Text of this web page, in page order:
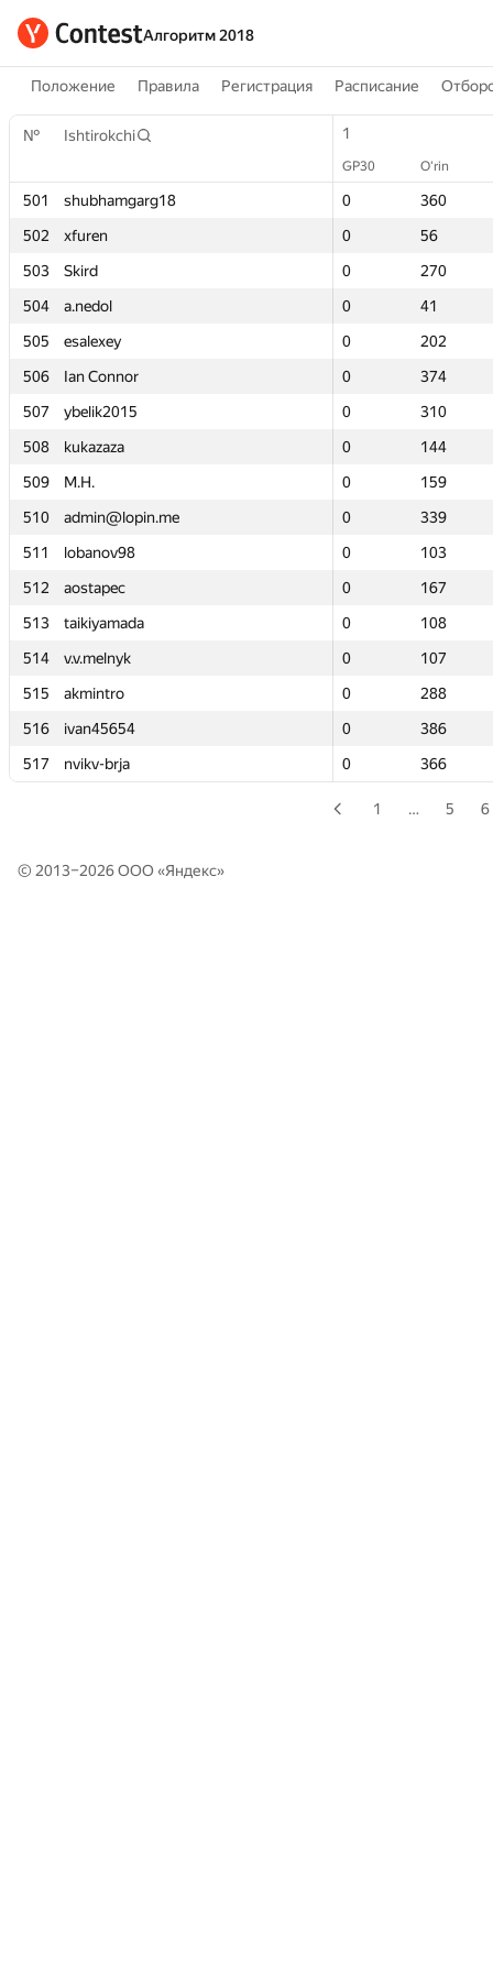
Алгоритм 2018
Положение Правила Регистрация Расписание
№ Ishtirokchi 1
GP30 O‘rin
501 shubhamgarg18 0
360
502
xfuren 0
56
503
Skird 0
270
504
a.nedol 0
41
505
esalexey 0
202
506
Ian Connor 0
374
507
ybelik2015 0
310
508
kukazaza 0
144
509
M.H. 0
159
510
admin@lopin.me 0
339
511
lobanov98 0
103
512
aostapec 0
167
513
taikiyamada 0
108
514
v.v.melnyk 0
107
515
akmintro 0
288
516
ivan45654 0
386
517
nvikv-brja 0 366
№ Ishtirokchi 1
GP30 O‘rin
501 shubhamgarg18 0
360
502
xfuren 0
56
503
Skird 0
270
504
a.nedol 0
41
505
esalexey 0
202
506
Ian Connor 0
374
507
ybelik2015 0
310
508
kukazaza 0
144
509
M.H. 0
159
510
admin@lopin.me 0
339
511
lobanov98 0
103
512
aostapec 0
167
513
taikiyamada 0
108
514
v.v.melnyk 0
107
515
akmintro 0
288
516
ivan45654 0
386
517
nvikv-brja 0 366
1 … 5 6
© 2013–2026 ООО «Яндекс»